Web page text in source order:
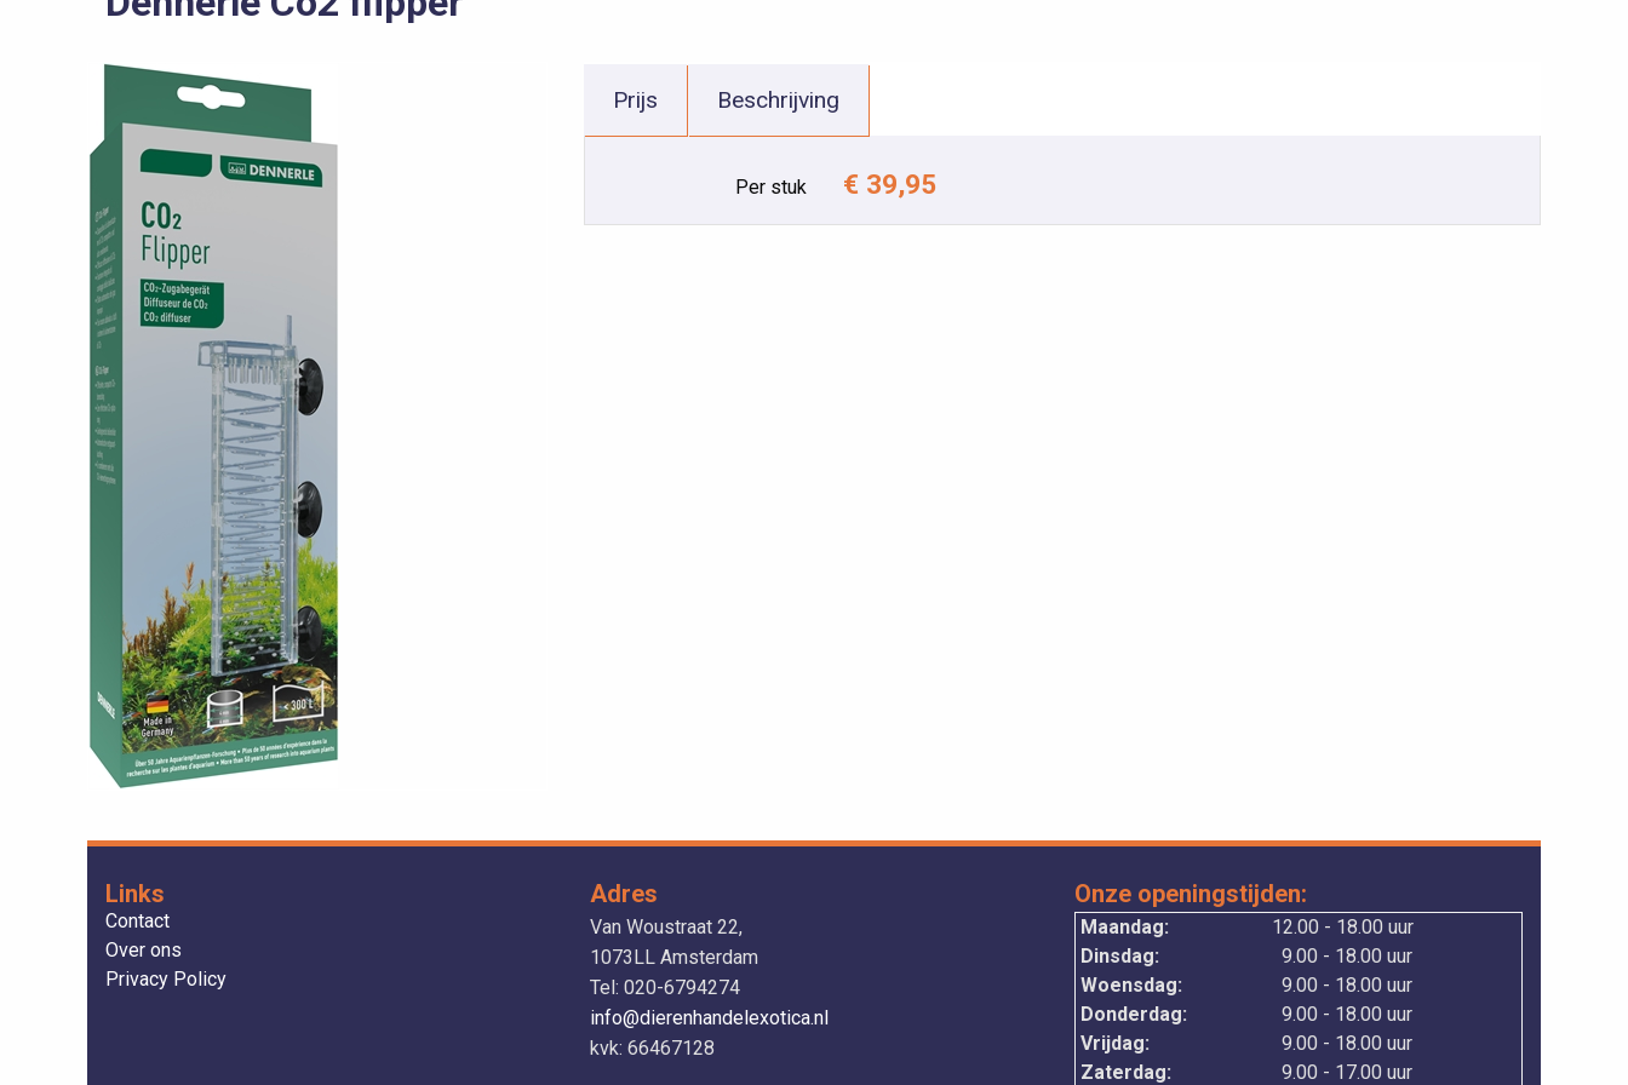
Prijs Beschrijving
Per stuk € 39,95
Links
Contact
Over ons
Privacy Policy
Adres
Van Woustraat 22,
1073LL Amsterdam
Tel: 020-6794274
info@dierenhandelexotica.nl
kvk: 66467128
Onze openingstijden:
Maandag:
12.00 - 18.00 uur
Dinsdag:
9.00 - 18.00 uur
Woensdag:
9.00 - 18.00 uur
Donderdag:
9.00 - 18.00 uur
Vrijdag:
9.00 - 18.00 uur
Zaterdag:
9.00 - 17.00 uur